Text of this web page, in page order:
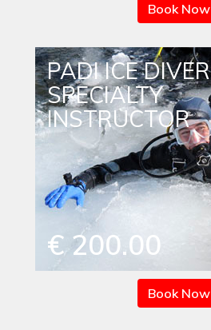
Book Now
PADI ICE DIVER
SPECIALTY
INSTRUCTOR
€ 200.00
Book Now